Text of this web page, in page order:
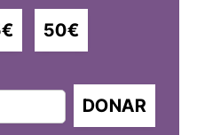
50€
DONAR